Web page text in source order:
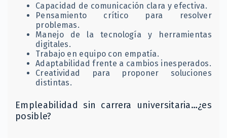
Capacidad de comunicación clara y efectiva.
Pensamiento crítico para resolver
problemas.
Manejo de la tecnología y herramientas
digitales.
Trabajo en equipo con empatía.
Adaptabilidad frente a cambios inesperados.
Creatividad para proponer soluciones
distintas.
Empleabilidad sin carrera universitaria…¿es
posible?